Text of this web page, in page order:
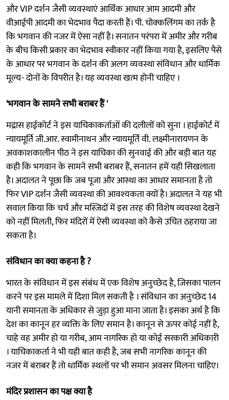
और VIP दर्शन जैसी व्यवस्थाएं आर्थिक आधार आम आदमी और
वीआईपी आदमी का भेदभाव पैदा करती हैं। पी. चोक्कलिंगम का तर्क है
कि भगवान की नजर में ऐसा नहीं है। सनातन परंपरा में अमीर और गरीब
के बीच किसी प्रकार का भेदभाव स्वीकार नहीं किया गया है, इसलिए पैसे
के आधार पर भगवान के दर्शन की अलग व्यवस्था संविधान और धार्मिक
मूल्य- दोनों के विपरीत है। यह व्यवस्था खत्म होनी चाहिए ।
'भगवान के सामने सभी बराबर हैं '
मद्रास हाईकोर्ट ने इस याचिकाकर्ताओं की दलीलों को सुना । हाईकोर्ट में
न्यायमूर्ति जी.आर. स्वामीनाथन और न्यायमूर्ति वी. लक्ष्मीनारायणन के
अवकाशकालीन पीठ ने इस याचिका की सुनवाई की और बड़ी बात यह
कही कि भगवान के सामने सभी बराबर हैं, सनातन हमें यही सिखलाता
है। अदालत ने पूछा कि जब पूजा और आस्था का आधार समानता है तो
फिर VIP दर्शन जैसी व्यवस्था की आवश्यकता क्यों है। अदालत ने यह भी
सवाल किया कि चर्च और मस्जिदों में इस तरह की विशेष व्यवस्था देखने
को नहीं मिलती, फिर मंदिरों में ऐसी व्यवस्था को कैसे उचित ठहराया जा
सकता है।
संविधान का क्या कहना है ?
भारत के संविधान में इस संबंध में एक विशेष अनुच्छेद है, जिसका पालन
करने पर इस मामले में दिशा मिल सकती है । संविधान का अनुच्छेद 14
यानी समानता के अधिकार से जुड़ा हुआ माना जाता है। इसका अर्थ है कि
देश का कानून हर व्यक्ति के लिए समान है। कानून से ऊपर कोई नहीं है,
चाहे वह अमीर हो या गरीब, आम नागरिक हो या कोई सरकारी अधिकारी
। याचिकाकर्ता ने भी यही बात कही है, जब सभी नागरिक कानून की
नजर में बराबर हैं तो धार्मिक स्थलों पर भी समान अवसर मिलना चाहिए।
मंदिर प्रशासन का पक्ष क्या है